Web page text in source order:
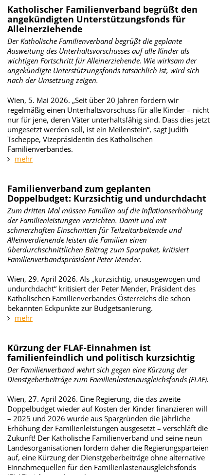
Katholischer Familienverband begrüßt den
angekündigten Unterstützungsfonds für
Alleinerziehende
Der Katholische Familienverband begrüßt die geplante
Ausweitung des Unterhaltsvorschusses auf alle Kinder als
wichtigen Fortschritt für Alleinerziehende. Wie wirksam der
angekündigte Unterstützungsfonds tatsächlich ist, wird sich
nach der Umsetzung zeigen.
Wien, 5. Mai 2026. „Seit über 20 Jahren fordern wir
regelmäßig einen Unterhaltsvorschuss für alle Kinder – nicht
nur für jene, deren Väter unterhaltsfähig sind. Dass dies jetzt
umgesetzt werden soll, ist ein Meilenstein“, sagt Judith
Tscheppe, Vizepräsidentin des Katholischen
Familienverbandes.
mehr
Familienverband zum geplanten
Doppelbudget: Kurzsichtig und undurchdacht
Zum dritten Mal müssen Familien auf die Inflationserhöhung
der Familienleistungen verzichten. Damit und mit
schmerzhaften Einschnitten für Teilzeitarbeitende und
Alleinverdienende leisten die Familien einen
überdurchschnittlichen Beitrag zum Sparpaket, kritisiert
Familienverbandspräsident Peter Mender.
Wien, 29. April 2026. Als „kurzsichtig, unausgewogen und
undurchdacht“ kritisiert der Peter Mender, Präsident des
Katholischen Familienverbandes Österreichs die schon
bekannten Eckpunkte zur Budgetsanierung.
mehr
Kürzung der FLAF-Einnahmen ist
familienfeindlich und politisch kurzsichtig
Der Familienverband wehrt sich gegen eine Kürzung der
Dienstgeberbeiträge zum Familienlastenausgleichsfonds (FLAF).
Wien, 27. April 2026. Eine Regierung, die das zweite
Doppelbudget wieder auf Kosten der Kinder finanzieren will
– 2025 und 2026 wurde aus Spargründen die jährliche
Erhöhung der Familienleistungen ausgesetzt – verschläft die
Zukunft! Der Katholische Familienverband und seine neun
Landesorganisationen fordern daher die Regierungsparteien
auf, eine Kürzung der Dienstgeberbeiträge ohne alternative
Einnahmequellen für den Familienlastenausgleichsfonds